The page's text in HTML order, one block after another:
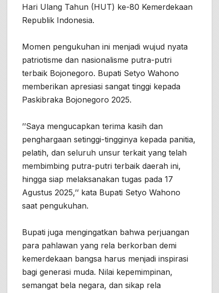
Hari Ulang Tahun (HUT) ke-80 Kemerdekaan
Republik Indonesia.
Momen pengukuhan ini menjadi wujud nyata
patriotisme dan nasionalisme putra-putri
terbaik Bojonegoro. Bupati Setyo Wahono
memberikan apresiasi sangat tinggi kepada
Paskibraka Bojonegoro 2025.
’’Saya mengucapkan terima kasih dan
penghargaan setinggi-tingginya kepada panitia,
pelatih, dan seluruh unsur terkait yang telah
membimbing putra-putri terbaik daerah ini,
hingga siap melaksanakan tugas pada 17
Agustus 2025,’’ kata Bupati Setyo Wahono
saat pengukuhan.
Bupati juga mengingatkan bahwa perjuangan
para pahlawan yang rela berkorban demi
kemerdekaan bangsa harus menjadi inspirasi
bagi generasi muda. Nilai kepemimpinan,
semangat bela negara, dan sikap rela